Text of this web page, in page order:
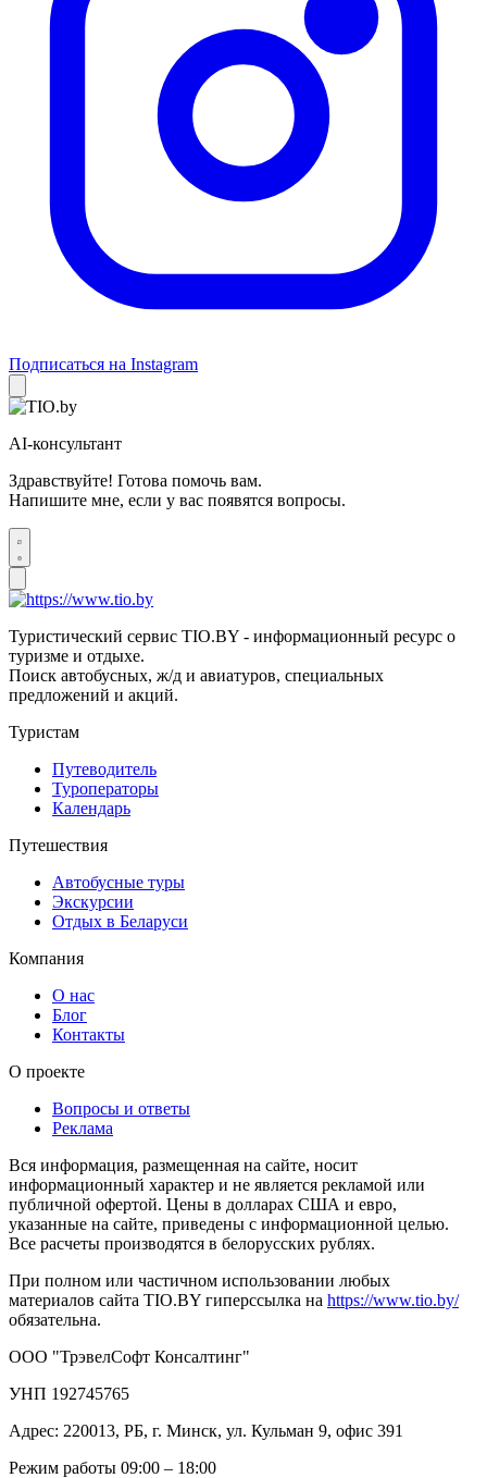
Подписаться на Instagram
AI-консультант
Здравствуйте! Готова помочь вам.
Напишите мне, если у вас появятся вопросы.
Туристический сервис TIO.BY - информационный ресурс о
туризме и отдыхе.
Поиск автобусных, ж/д и авиатуров, специальных
предложений и акций.
Туристам
Путеводитель
Туроператоры
Календарь
Путешествия
Автобусные туры
Экскурсии
Отдых в Беларуси
Компания
О нас
Блог
Контакты
О проекте
Вопросы и ответы
Реклама
Вся информация, размещенная на сайте, носит
информационный характер и не является рекламой или
публичной офертой. Цены в долларах США и евро,
указанные на сайте, приведены с информационной целью.
Все расчеты производятся в белорусских рублях.
При полном или частичном использовании любых
материалов сайта TIO.BY гиперссылка на https://www.tio.by/
обязательна.
ООО "ТрэвелСофт Консалтинг"
УНП 192745765
Адрес: 220013, РБ, г. Минск, ул. Кульман 9, офис 391
Режим работы 09:00 – 18:00